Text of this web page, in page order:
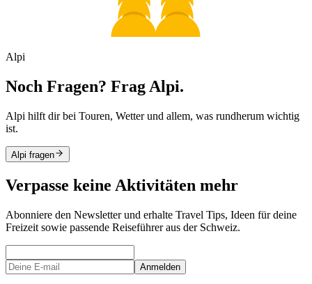
Alpi
Noch Fragen? Frag Alpi.
Alpi hilft dir bei Touren, Wetter und allem, was rundherum wichtig
ist.
Alpi fragen
Verpasse keine Aktivitäten mehr
Abonniere den Newsletter und erhalte Travel Tips, Ideen für deine
Freizeit sowie passende Reiseführer aus der Schweiz.
Anmelden